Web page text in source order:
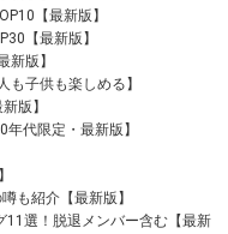
【最新版】
【最新版】
新版】
子供も楽しめる】
版】
代限定・最新版】
も紹介【最新版】
11選！脱退メンバー含む【最新